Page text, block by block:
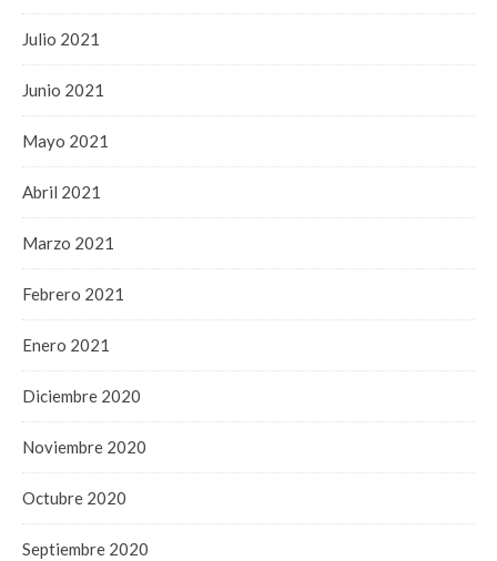
Julio 2021
Junio 2021
Mayo 2021
Abril 2021
Marzo 2021
Febrero 2021
Enero 2021
Diciembre 2020
Noviembre 2020
Octubre 2020
Septiembre 2020